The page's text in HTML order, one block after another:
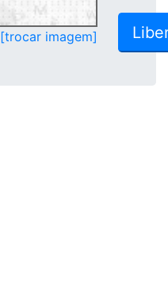
[trocar imagem]